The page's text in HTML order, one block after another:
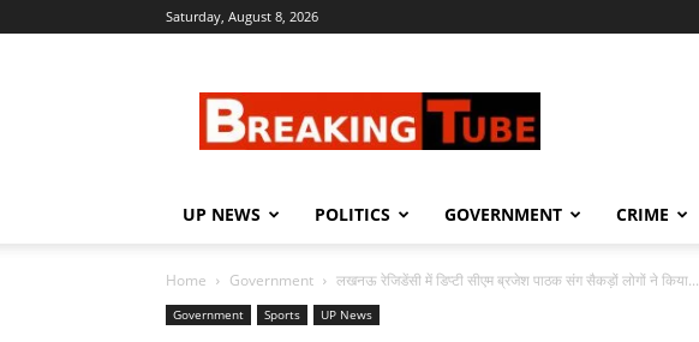
Saturday, August 8, 2026
UP NEWS POLITICS GOVERNMENT CRIME
Home Government लखनऊ रेजिडेंसी में डिप्टी सीएम ब्रजेश पाठक संग सैकड़ों लोगों ने किया...
Government Sports UP News